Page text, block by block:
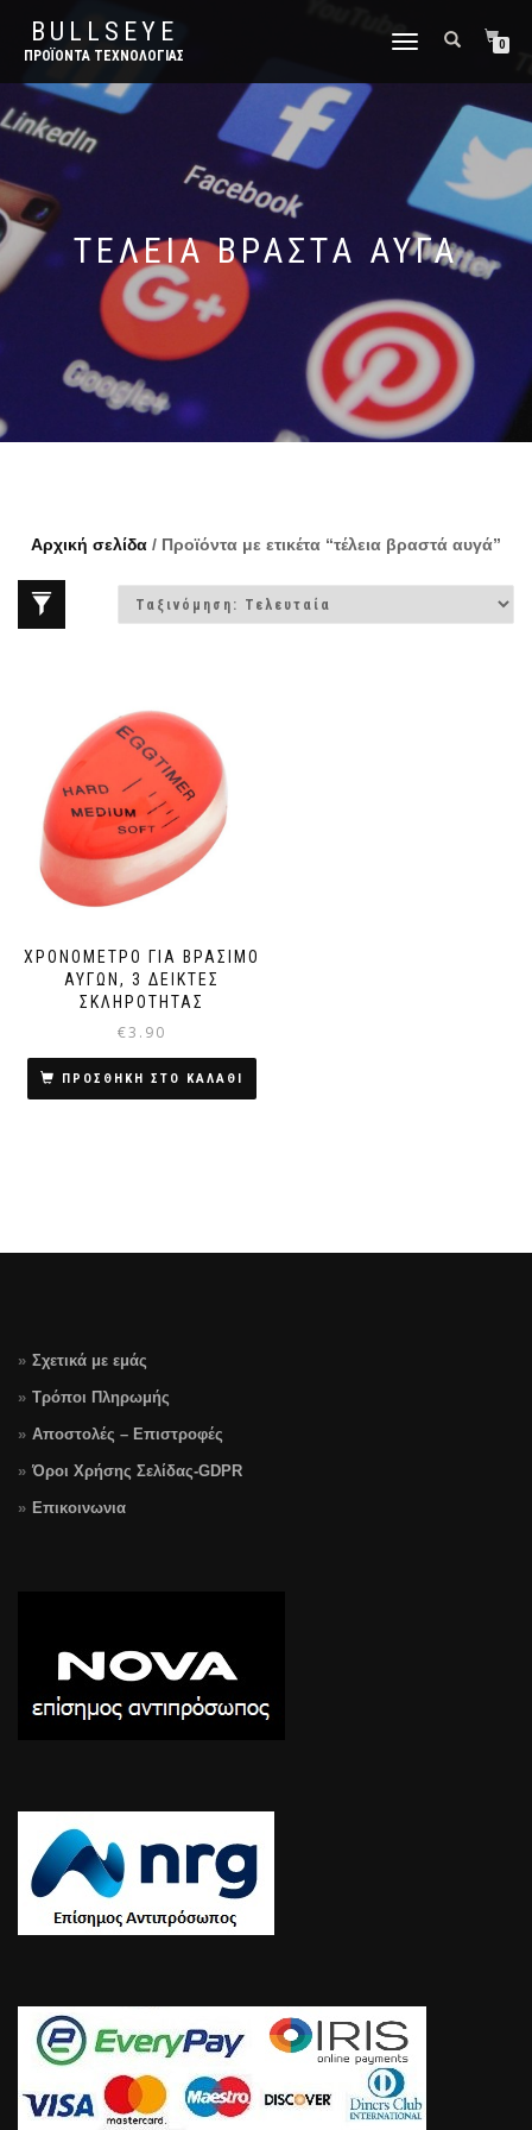
BULLSEYE
ΠΡΟΪΌΝΤΑ ΤΕΧΝΟΛΟΓΊΑΣ
ΕΝΑΛΛΑΓΉ
0
ΤΈΛΕΙΑ ΒΡΑΣΤΆ ΑΥΓΆ
Αρχική σελίδα / Προϊόντα με ετικέτα “τέλεια βραστά αυγά”
ΧΡΟΝΌΜΕΤΡΟ ΓΙΑ ΒΡΆΣΙΜΟ
ΑΥΓΏΝ, 3 ΔΕΊΚΤΕΣ
ΣΚΛΗΡΌΤΗΤΑΣ
€3.90
ΠΡΟΣΘΗΚΗ ΣΤΟ ΚΑΛΑΘΙ
Σχετικά με εμάς
Τρόποι Πληρωμής
Αποστολές – Επιστροφές
Όροι Χρήσης Σελίδας-GDPR
Επικοινωνια